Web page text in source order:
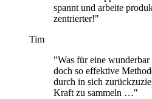
spannt und arbeite
zen­trier­ter!"
Tim
"Was für eine wun­der­bar
doch so effek­tive
durch in sich
Kraft zu sam­meln …"